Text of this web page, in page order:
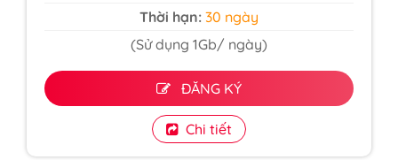
Thời hạn:30 ngày
(Sử dụng 1Gb/ ngày)
ĐĂNG KÝ
Chi tiết